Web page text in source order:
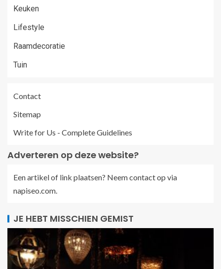
Keuken
Lifestyle
Raamdecoratie
Tuin
Contact
Sitemap
Write for Us - Complete Guidelines
Adverteren op deze website?
Een artikel of link plaatsen? Neem contact op via
napiseo.com
JE HEBT MISSCHIEN GEMIST